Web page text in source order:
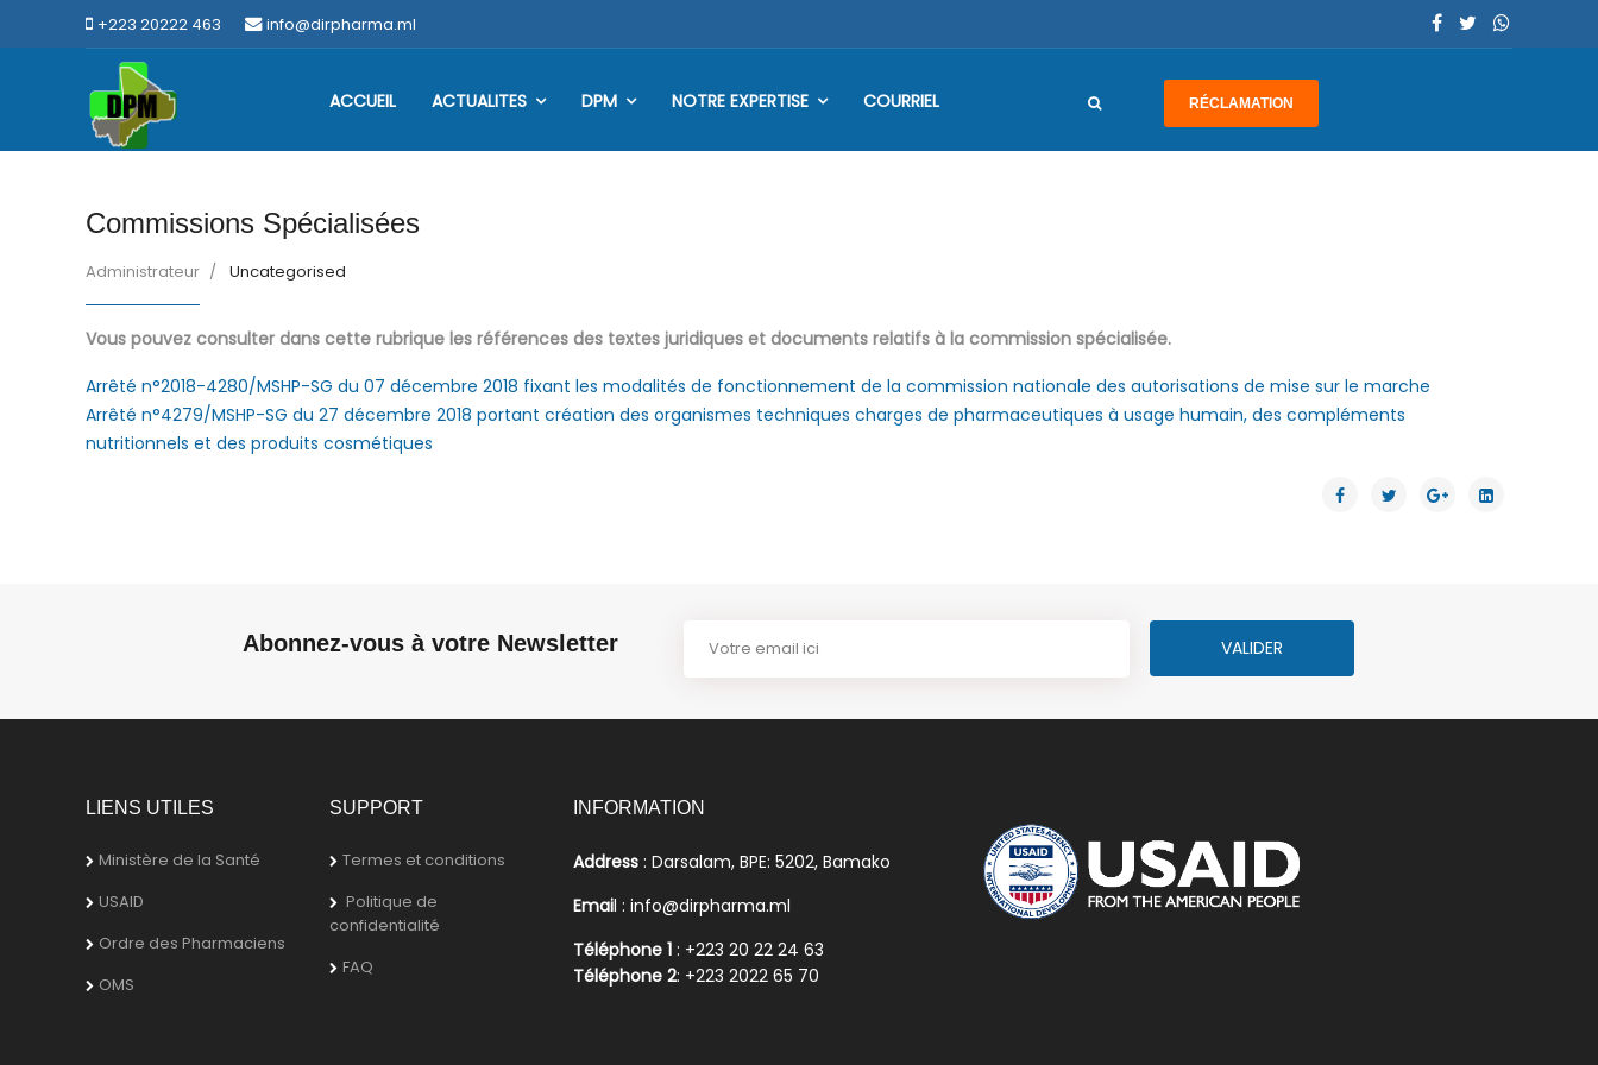
+223 20222 463 info@dirpharma.ml
ACCUEIL ACTUALITES DPM NOTRE EXPERTISE COURRIEL RÉCLAMATION
Commissions Spécialisées
Administrateur Uncategorised
Vous pouvez consulter dans cette rubrique les références des textes juridiques et documents relatifs à la commission spécialisée.
Arrêté n°2018-4280/MSHP-SG du 07 décembre 2018 fixant les modalités de fonctionnement de la commission nationale des autorisations de mise sur le marche
Arrêté n°4279/MSHP-SG du 27 décembre 2018 portant création des organismes techniques charges de pharmaceutiques à usage humain, des compléments
nutritionnels et des produits cosmétiques
Abonnez-vous à votre Newsletter
LIENS UTILES
Ministère de la Santé
USAID
Ordre des Pharmaciens
OMS
SUPPORT
Termes et conditions
Politique de
confidentialité
FAQ
INFORMATION
Address : Darsalam, BPE: 5202, Bamako
Email : info@dirpharma.ml
Téléphone 1 : +223 20 22 24 63
Téléphone 2: +223 2022 65 70